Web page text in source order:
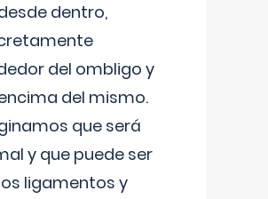
dentro,
del ombligo y
del mismo.
que será
y que puede ser
ligamentos y